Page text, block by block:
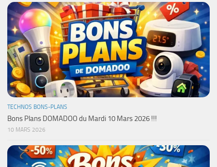
TECHNOS BONS-PLANS
Bons Plans DOMADOO du Mardi 10 Mars 2026 !!!
10 MARS 2026